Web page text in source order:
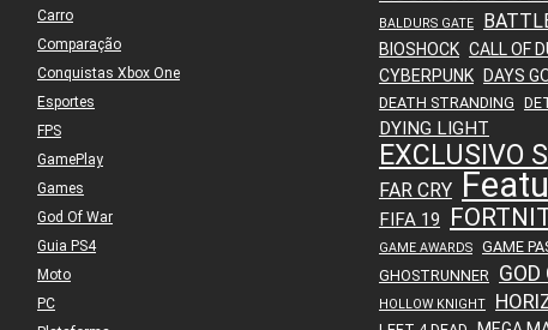
Carro
Comparação
Conquistas Xbox One
Esportes
FPS
GamePlay
Games
God Of War
Guia PS4
Moto
PC
BALDURS GATE
BIOSHOCK CALL OF
CYBERPUNK DAYS
DEATH STRANDING
DYING LIGHT
EXCLUSIVO
FAR CRY
FIFA 19
GAME AWARDS
GAME
GHOSTRUNNER GOD
HOLLOW KNIGHT